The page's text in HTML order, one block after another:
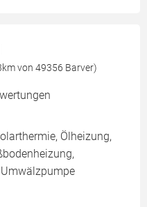
von 49356 Barver)
Ölheizung,